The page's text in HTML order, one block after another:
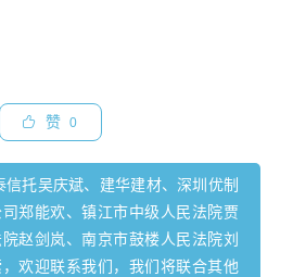
赞 0
托吴庆斌、建华建材、深圳优制
郑能欢、镇江市中级人民法院贾
赵剑岚、南京市鼓楼人民法院刘
欢迎联系我们，我们将联合其他